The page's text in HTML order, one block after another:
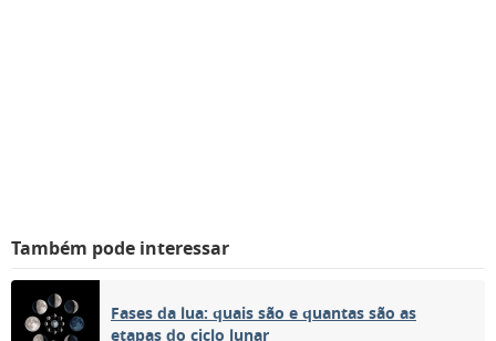
Também pode interessar
Fases da lua: quais são e quantas são as
etapas do ciclo lunar